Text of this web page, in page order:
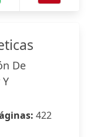
De
422